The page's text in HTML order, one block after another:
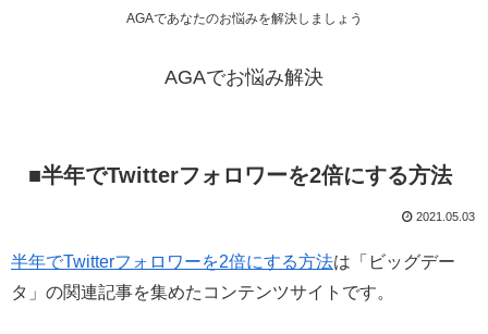
AGAであなたのお悩みを解決しましょう
AGAでお悩み解決
■半年でTwitterフォロワーを2倍にする方法
2021.05.03
半年でTwitterフォロワーを2倍にする方法は「ビッグデー
タ」の関連記事を集めたコンテンツサイトです。